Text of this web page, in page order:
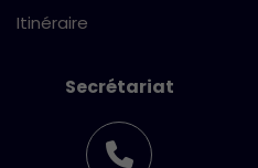
Itinéraire
Secrétariat